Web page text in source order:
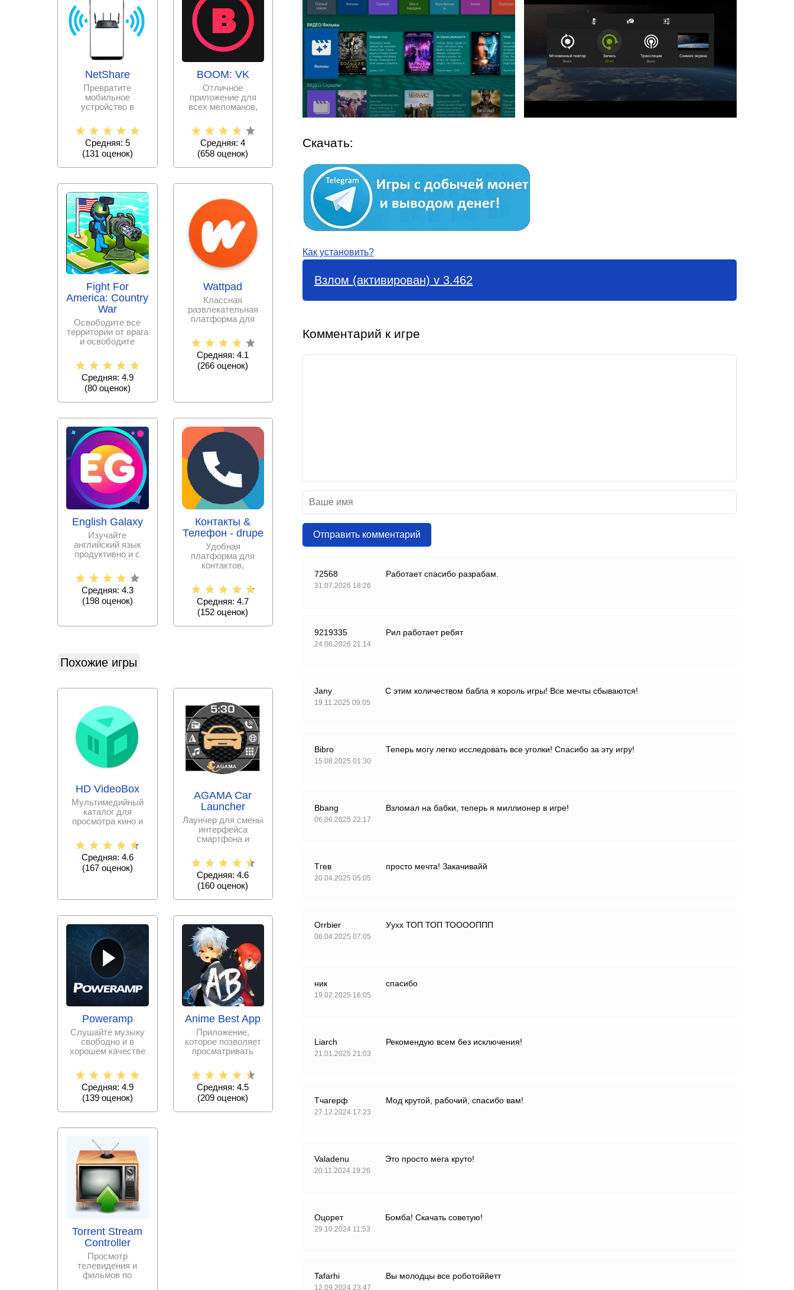
Скачать:
Как установить?
Взлом (активирован) v 3.462
Комментарий к игре
Отправить комментарий
72568
31.07.2026 18:26
Работает спасибо разрабам.
9219335
24.06.2026 21:14
Рил работает ребят
Jany
19.11.2025 09:05
С этим количеством бабла я король игры! Все мечты сбываются!
Bibro
15.08.2025 01:30
Теперь могу легко исследовать все уголки! Спасибо за эту игру!
Bbang
06.06.2025 22:17
Взломал на бабки, теперь я миллионер в игре!
Тгев
20.04.2025 05:05
просто мечта! Закачивайй
Orrbier
06.04.2025 07:05
Уухх ТОП ТОП ТООООППП
ник
19.02.2025 16:05
спасибо
Liarch
21.01.2025 21:03
Рекомендую всем без исключения!
Тчагерф
27.12.2024 17:23
Мод крутой, рабочий, спасибо вам!
Valadenu
20.11.2024 19:26
Это просто мега круто!
Оцорет
29.10.2024 11:53
Бомба! Скачать советую!
Tafarhi
12.09.2024 23:47
Вы молодцы все роботоййетт
NetShare
Превратите
мобильное
устройство в
с раздачей Wi fi
соединения.
Средняя: 5
(131 оценок)
BOOM: VK
Отличное
приложение для
всех меломанов,
популярной
социальной сети
Средняя: 4
(658 оценок)
Fight For
America: Country
War
Освободите все
территории от врага
и освободите
готовы к тому, что
Средняя: 4.9
(80оценок)
Wattpad
Классная
развлекательная
платформа для
любителей
почитать истории и
Средняя: 4.1
(266 оценок)
English Galaxy
Изучайте
английский язык
продуктивно и с
на репетиторов и
курсы
Средняя: 4.3
(198оценок)
Контакты &
Телефон - drupe
Удобная
платформа для
контактов,
объединить список
абонентов с памяти
Средняя: 4.7
(152 оценок)
Похожие игры
HD VideoBox
Мультимедийный
каталог для
просмотра кино и
онлайн – режиме на
Средняя: 4.6
(167оценок)
AGAMA Car
Launcher
Лаунчер для смены
интерфейса
смартфона и
автомобильную
Средняя: 4.6
(160 оценок)
Poweramp
Слушайте музыку
свободно и в
хорошем качестве
плеера
Средняя: 4.9
(139оценок)
Anime Best App
Приложение,
которое позволяет
просматривать
существующих
аниме фильмов и
Средняя: 4.5
(209 оценок)
Torrent Stream
Controller
Просмотр
телевидения и
фильмов по